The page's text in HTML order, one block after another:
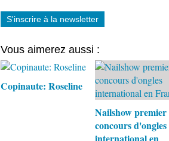
S'inscrire à la newsletter
Vous aimerez aussi :
Copinaute: Roseline
Nailshow premier
concours d'ongles